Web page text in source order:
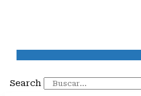
Search